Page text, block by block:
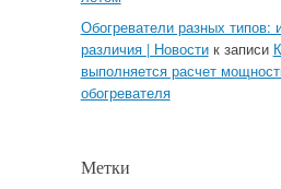
Обогреватели разных типов:
различия | Новостик записи
выполняется расчет
обогревателя
Метки